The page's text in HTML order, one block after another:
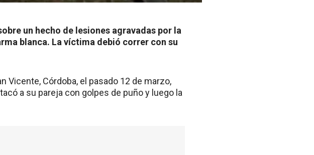
un hecho de lesiones agravadas por la
blanca. La víctima debió correr con su
Vicente, Córdoba, el pasado 12 de marzo,
a su pareja con golpes de puño y luego la